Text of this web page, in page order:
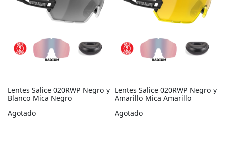
Lentes Salice 020RWP Negro y
Blanco Mica Negro
Agotado
Lentes Salice 020RWP Negro y
Amarillo Mica Amarillo
Agotado